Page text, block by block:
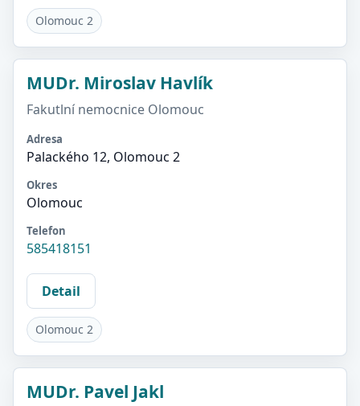
Olomouc 2
MUDr. Miroslav Havlík
Fakutlní nemocnice Olomouc
Adresa
Palackého 12, Olomouc 2
Okres
Olomouc
Telefon
585418151
Detail
Olomouc 2
MUDr. Pavel Jakl